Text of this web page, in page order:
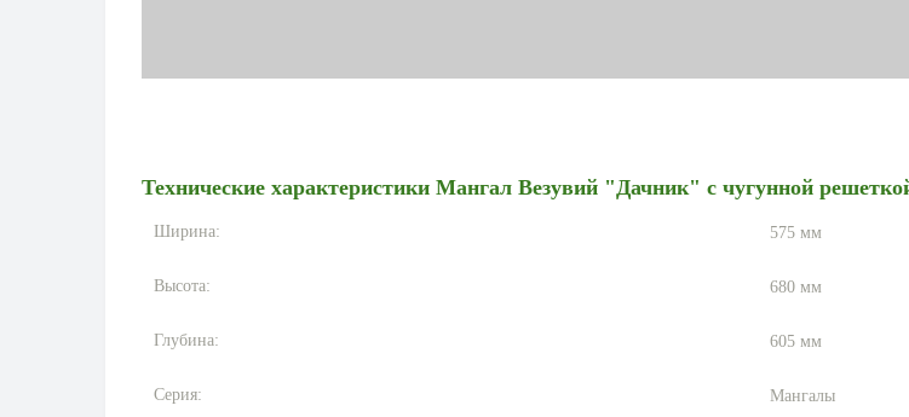
Технические характеристики Мангал Везувий "Дачник" с чугунной
Ширина: 575 мм
Высота: 680 мм
Глубина: 605 мм
Серия: Мангалы